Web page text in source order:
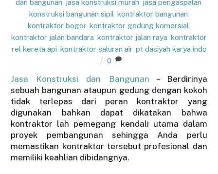
dan bangunan jasa konstruksi murah jasa pengaspalan
konstruksi bangunan sipil kontraktor bangunan
kontraktor bogor kontraktor gedung komersial
kontraktor jalan bandara kontraktor jalan raya kontraktor
rel kereta api kontraktor saluran air, pt dasiyah karya indo
0
Jasa Konstruksi dan Bangunan – Berdirinya
sebuah bangunan ataupun gedung dengan kokoh
tidak terlepas dari peran kontraktor yang
digunakan bahkan dapat dikatakan bahwa
kontraktor lah pemegang kendali utama dalam
proyek pembangunan sehingga Anda perlu
memastikan kontraktor tersebut profesional dan
memiliki keahlian dibidangnya.